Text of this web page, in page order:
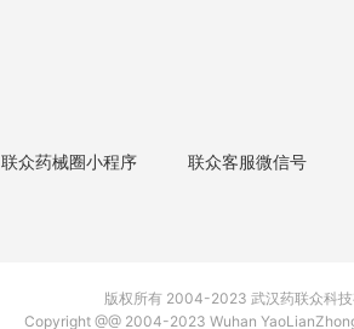
联众药械圈小程序 联众客服微信号
版权所有 2004-2023 武汉药联众科
Copyright @@ 2004-2023 Wuhan